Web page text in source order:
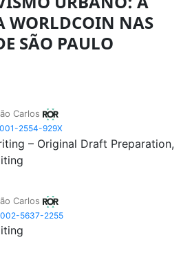
WORLDCOIN NAS
SÃO PAULO
Carlos
2554-929X
– Original Draft Preparation
Carlos
5637-2255